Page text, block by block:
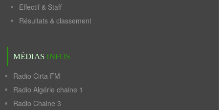
Effectif & Staff
Résultats & classement
MÉDIAS INFOS
Radio Cirta FM
Radio Algérie chaine 1
Radio Chaine 3